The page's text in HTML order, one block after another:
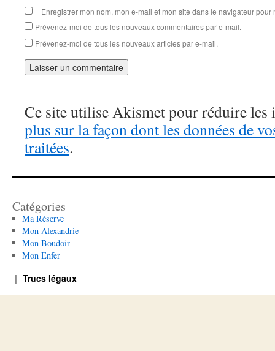
Enregistrer mon nom, mon e-mail et mon site dans le navigateur
Prévenez-moi de tous les nouveaux commentaires par e-mail.
Prévenez-moi de tous les nouveaux articles par e-mail.
Ce site utilise Akismet pour réduire les
plus sur la façon dont les données de
traitées.
Catégories
Ma Réserve
Mon Alexandrie
Mon Boudoir
Mon Enfer
Trucs légaux